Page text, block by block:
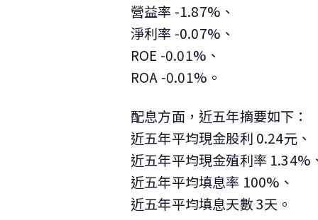
營益率 -1.87%、
淨利率 -0.07%、
ROE -0.01%、
ROA -0.01%。
配息方面，近五年摘要如下：
近五年平均現金股利 0.24元、
近五年平均現金殖利率 1.34%
近五年平均填息率 100%、
近五年平均填息天數 3天。